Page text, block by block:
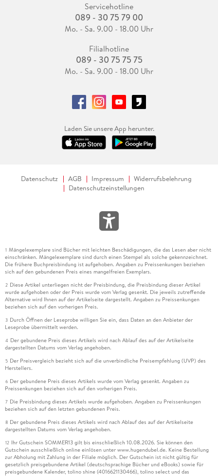
Servicehotline
089 - 30 75 79 00
Mo. - Sa. 9.00 - 18.00 Uhr
Filialhotline
089 - 30 75 75 75
Mo. - Sa. 9.00 - 18.00 Uhr
Laden Sie unsere App herunter.
Datenschutz AGB Impressum
Widerrufsbelehrung
Datenschutzeinstellungen
1 Mängelexemplare sind Bücher mit leichten Beschädigungen, die das Lesen aber nicht
einschränken. Mängelexemplare sind durch einen Stempel als solche gekennzeichnet.
Die frühere Buchpreisbindung ist aufgehoben. Angaben zu Preissenkungen beziehen
sich auf den gebundenen Preis eines mangelfreien Exemplars.
2 Diese Artikel unterliegen nicht der Preisbindung, die Preisbindung dieser Artikel
wurde aufgehoben oder der Preis wurde vom Verlag gesenkt. Die jeweils zutreffende
Alternative wird Ihnen auf der Artikelseite dargestellt. Angaben zu Preissenkungen
beziehen sich auf den vorherigen Preis.
3 Durch Öffnen der Leseprobe willigen Sie ein, dass Daten an den Anbieter der
Leseprobe übermittelt werden.
4 Der gebundene Preis dieses Artikels wird nach Ablauf des auf der Artikelseite
dargestellten Datums vom Verlag angehoben.
5 Der Preisvergleich bezieht sich auf die unverbindliche Preisempfehlung (UVP) des
Herstellers.
6 Der gebundene Preis dieses Artikels wurde vom Verlag gesenkt. Angaben zu
Preissenkungen beziehen sich auf den vorherigen Preis.
7 Die Preisbindung dieses Artikels wurde aufgehoben. Angaben zu Preissenkungen
beziehen sich auf den letzten gebundenen Preis.
8 Der gebundene Preis dieses Artikels wird nach Ablauf des auf der Artikelseite
dargestellten Datums vom Verlag angehoben.
12 Ihr Gutschein SOMMER13 gilt bis einschließlich 10.08.2026. Sie können den
Gutschein ausschließlich online einlösen unter www.hugendubel.de. Keine Bestellung
zur Abholung mit Zahlung in der Filiale möglich. Der Gutschein ist nicht gültig für
gesetzlich preisgebundene Artikel (deutschsprachige Bücher und eBooks) sowie für
preisgebundene Kalender, tolino shine (4016621130466), tolino select und das